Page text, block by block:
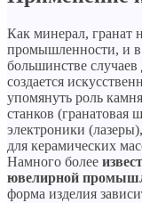
Как минерал, гранат
промышленности, и
большинстве
создается
упомянуть роль
станков (гранатовая
электроники
для керамических
Намного более
ювелирной
форма изделия